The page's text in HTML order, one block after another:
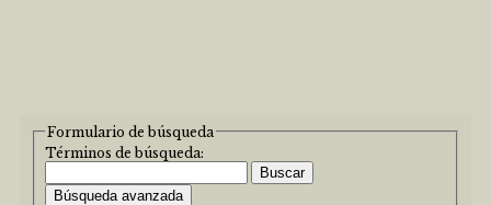
Formulario de búsqueda
Términos de búsqueda:
Buscar
Búsqueda avanzada